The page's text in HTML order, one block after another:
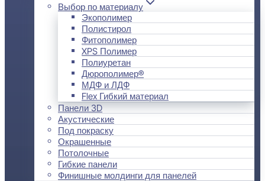
Выбор по материалу
Экополимер
Полистирол
Фитополимер
XPS Полимер
Полиуретан
Дюрополимер®
МДФ и ЛДФ
Flex Гибкий материал
Панели 3D
Акустические
Под покраску
Окрашенные
Потолочные
Гибкие панели
Финишные молдинги для панелей